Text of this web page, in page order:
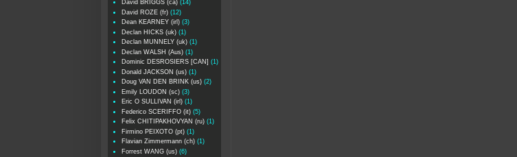
David BRIGGS (ca) (14)
David ROZE (fr) (12)
Dean KEARNEY (irl) (3)
Declan HICKS (uk) (1)
Declan MUNNELY (uk) (1)
Declan WALSH (Aus) (1)
Dominic DESROSIERS [CAN] (1)
Donald JACKSON (us) (1)
Doug VAN DEN BRINK (us) (2)
Emily LOUDON (sc) (3)
Eric O SULLIVAN (irl) (1)
Federico SCERIFFO (it) (5)
Felix CHITIPAKHOVYAN (ru) (1)
Firmino PEIXOTO (pt) (1)
Flavian Zimmermann (ch) (1)
Forrest WANG (us) (6)